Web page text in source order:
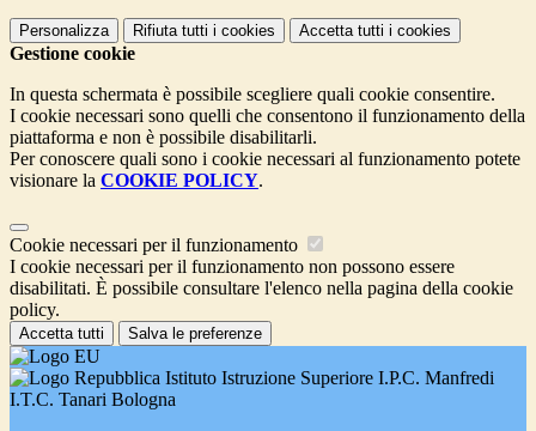
Personalizza Rifiuta tutti i cookies Accetta tutti i cookies
Gestione cookie
In questa schermata è possibile scegliere quali cookie consentire.
I cookie necessari sono quelli che consentono il funzionamento della
piattaforma e non è possibile disabilitarli.
Per conoscere quali sono i cookie necessari al funzionamento potete
visionare la COOKIE POLICY.
Cookie necessari per il funzionamento
I cookie necessari per il funzionamento non possono essere
disabilitati. È possibile consultare l'elenco nella pagina della cookie
policy.
Accetta tutti Salva le preferenze
Istituto Istruzione Superiore I.P.C. Manfredi
I.T.C. Tanari Bologna